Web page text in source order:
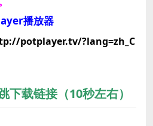
播放器
potplayer.tv/?lang=zh_C
下载链接（10秒左右）